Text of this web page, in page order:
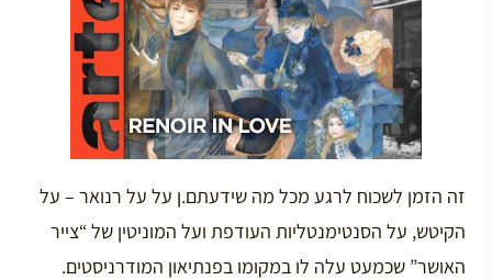
זה הזמן לשכוח לרגע מכל מה שידעתם.ן על על רנואר – על
הקיטש, על הסנטימנטליות העודפת ועל המוניטין של “צייר
האושר” שכמעט עלה לו במקומו בפנתיאון המודרניסטים.